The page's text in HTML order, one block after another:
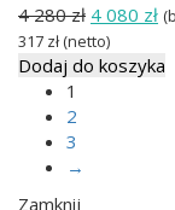
4 280zł Pierwotna
cena
wynosiła:
4 080 zł
317 zł(netto)
Dodaj do koszyka
1
2
3
→
Zamknij